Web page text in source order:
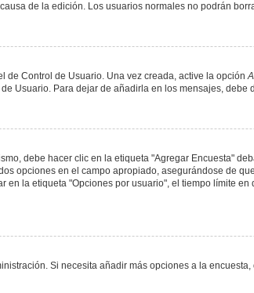
de la edición. Los usuarios normales no podrán
de Control de Usuario. Una vez creada, active la opción
Usuario. Para dejar de añadirla en los mensajes, debe
debe hacer clic en la etiqueta "Agregar Encuesta"
opciones en el campo apropiado, asegurándose de
la etiqueta "Opciones por usuario", el tiempo límite
Si necesita añadir más opciones a la